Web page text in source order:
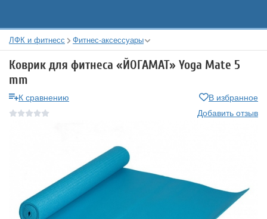
ЛФК и фитнесс Фитнес-аксессуары
Коврик для фитнеса «ЙОГАМАТ» Yoga Mate 5
mm
К сравнению
В избранное
Добавить отзыв